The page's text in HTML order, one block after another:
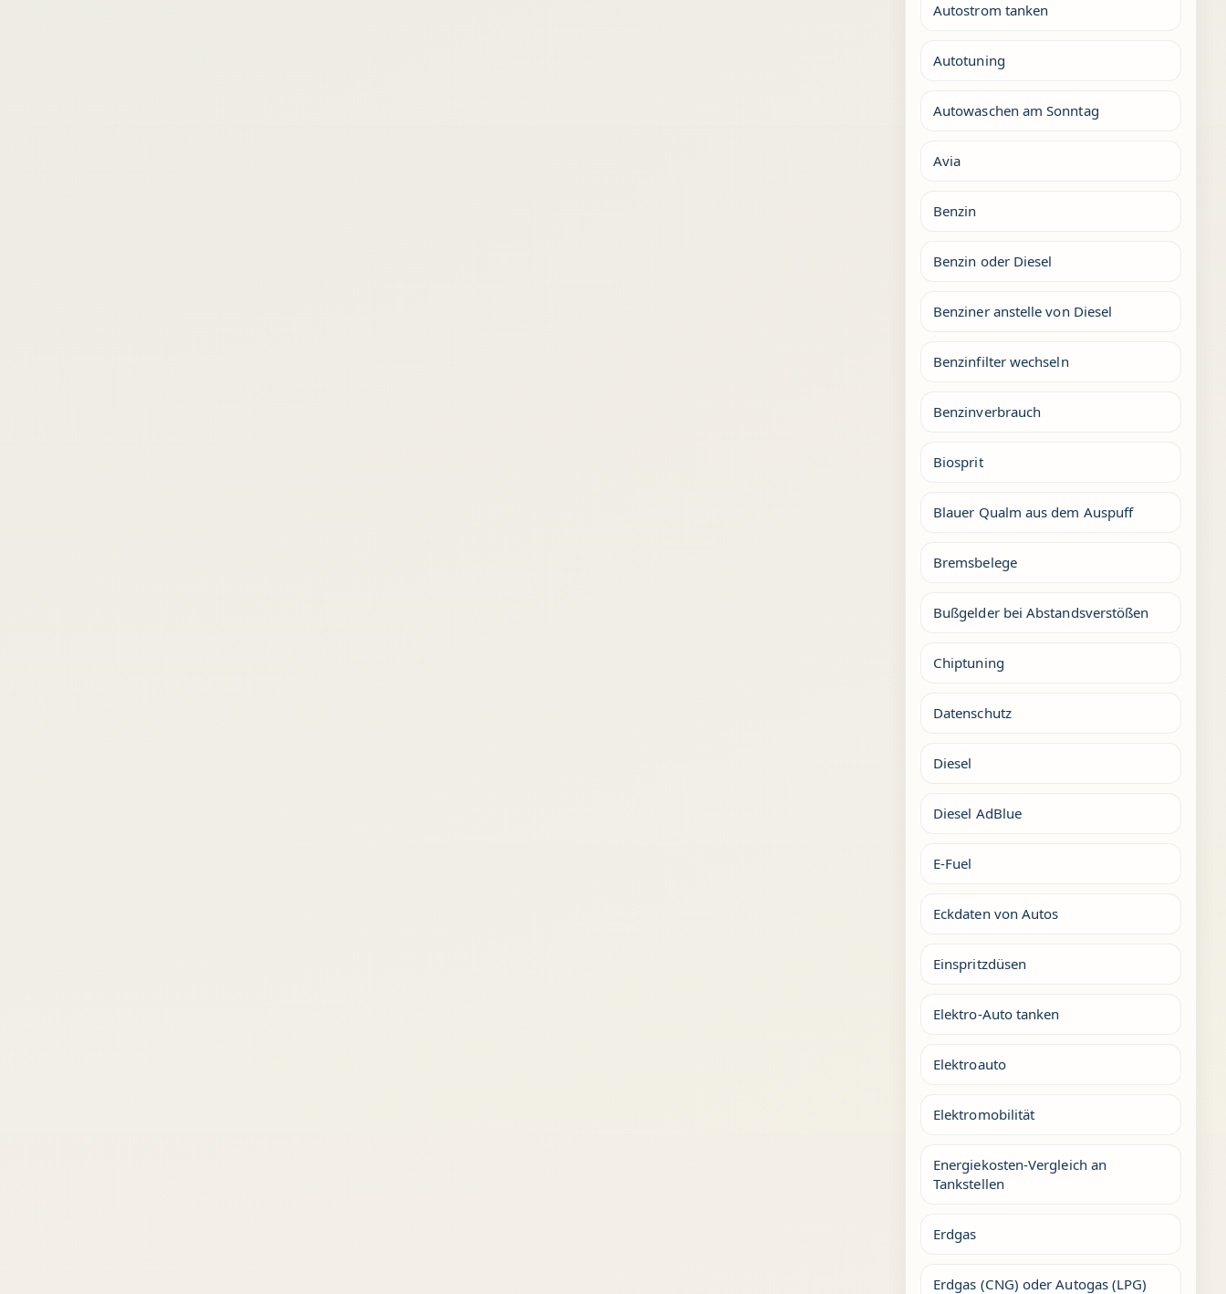
Autostrom tanken
Autotuning
Autowaschen am Sonntag
Avia
Benzin
Benzin oder Diesel
Benziner anstelle von Diesel
Benzinfilter wechseln
Benzinverbrauch
Biosprit
Blauer Qualm aus dem Auspuff
Bremsbelege
Bußgelder bei Abstandsverstößen
Chiptuning
Datenschutz
Diesel
Diesel AdBlue
E-Fuel
Eckdaten von Autos
Einspritzdüsen
Elektro-Auto tanken
Elektroauto
Elektromobilität
Energiekosten-Vergleich an
Tankstellen
Erdgas
Erdgas (CNG) oder Autogas (LPG)